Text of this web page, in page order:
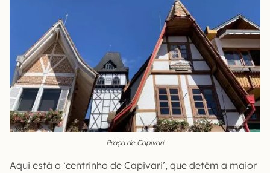
Praça de Capivari
Aqui está o ‘centrinho de Capivari’, que detém a maior